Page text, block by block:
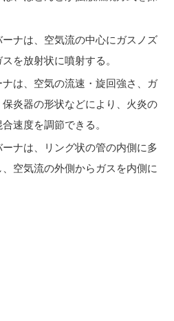
ナは、空気流の中心にガスノズ
を放射状に噴射する。
は、空気の流速・旋回強さ、ガ
炎器の形状などにより、火炎の
速度を調節できる。
ナは、リング状の管の内側に多
空気流の外側からガスを内側に